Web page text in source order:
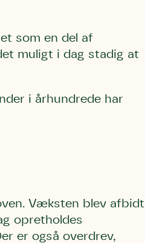
som en del af
muligt i dag stadig at
i århundrede har
Væksten blev afbidt
opretholdes
er også overdrev,
til Kolding